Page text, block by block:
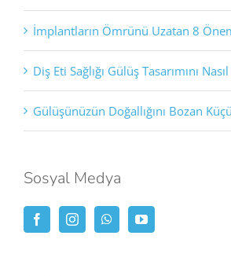
İmplantların Ömrünü Uzatan 8
Diş Eti Sağlığı Gülüş Tasarımını
Gülüşünüzün Doğallığını Bozan
Sosyal Medya